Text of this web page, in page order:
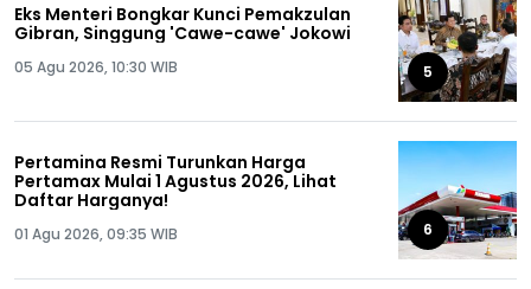
Eks Menteri Bongkar Kunci Pemakzulan
Gibran, Singgung 'Cawe-cawe' Jokowi
05 Agu 2026, 10:30 WIB 5
Pertamina Resmi Turunkan Harga
Pertamax Mulai 1 Agustus 2026, Lihat
Daftar Harganya!
01 Agu 2026, 09:35 WIB 6